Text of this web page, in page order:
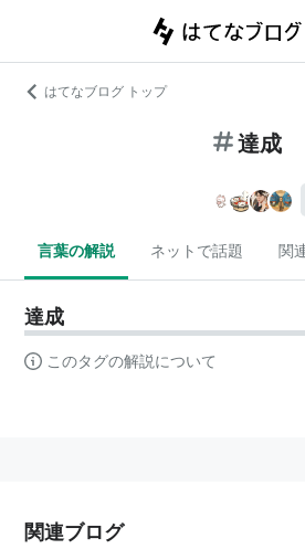
はてなブログ トップ
達成
言葉の解説 ネットで話題 関
達成
このタグの解説について
関連ブログ